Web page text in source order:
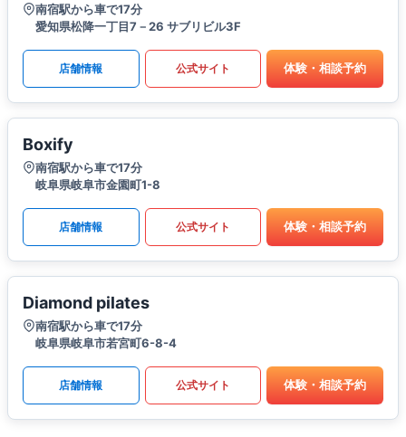
南宿駅から車で17分
愛知県松降一丁目7－26 サブリビル3F
店舗情報 公式サイト 体験・相談予約
Boxify
南宿駅から車で17分
岐阜県岐阜市金園町1-8
店舗情報 公式サイト 体験・相談予約
Diamond pilates
南宿駅から車で17分
岐阜県岐阜市若宮町6-8-4
店舗情報 公式サイト 体験・相談予約